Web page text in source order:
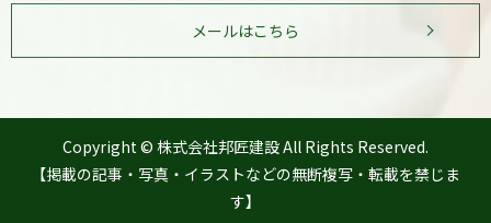
メールはこちら
Copyright © 株式会社邦匠建設 All Rights Reserved.
【掲載の記事・写真・イラストなどの無断複写・転載を禁じま
す】